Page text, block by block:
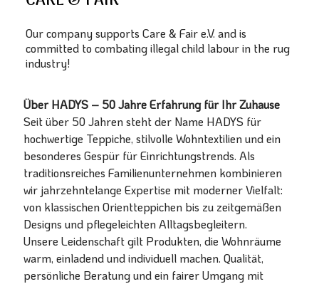
Our company supports Care & Fair e.V. and is
committed to combating illegal child labour in the rug
industry!
Über HADYS – 50 Jahre Erfahrung für Ihr Zuhause
Seit über 50 Jahren steht der Name HADYS für
hochwertige Teppiche, stilvolle Wohntextilien und ein
besonderes Gespür für Einrichtungstrends. Als
traditionsreiches Familienunternehmen kombinieren
wir jahrzehntelange Expertise mit moderner Vielfalt:
von klassischen Orientteppichen bis zu zeitgemäßen
Designs und pflegeleichten Alltagsbegleitern.
Unsere Leidenschaft gilt Produkten, die Wohnräume
warm, einladend und individuell machen. Qualität,
persönliche Beratung und ein fairer Umgang mit